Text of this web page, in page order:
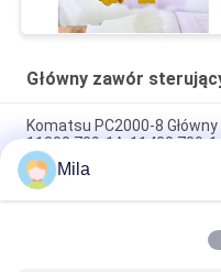
Główny zawór
Komatsu PC2000-8
11300 709-1A-11400 709-
PC160LC-7 PC160-7
Komatsu, 723-57-16100
VOE14541591 Główny
Mila